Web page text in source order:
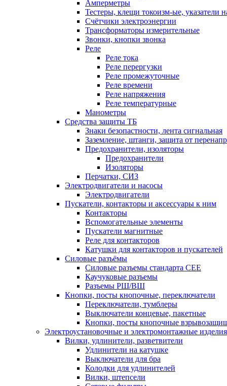
Амперметры
Тестеры, клещи токоизм-ые, указатели
Счётчики электроэнергии
Трансформаторы измерительные
Звонки, кнопки звонка
Реле
Реле тока
Реле перергузки
Реле промежуточные
Реле времени
Реле напряжения
Реле температурные
Манометры
Средства защиты ТБ
Знаки безопастности, лента сигнальная
Заземление, штанги, защита от
Предохранители, изоляторы
Предохранители
Изоляторы
Перчатки, СИЗ
Электродвигатели и насосы
Электродвигатели
Пускатели, контакторы и аксессуары к ним
Контакторы
Вспомогательные элементы
Пускатели магнитные
Реле для контакторов
Катушки для контакторов и пускателей
Силовые разъёмы
Силовые разъемы стандарта СЕЕ
Каучуковые разъемы
Разъемы РШ/ВШ
Кнопки, посты кнопочные, переключатели
Переключатели, тумблеры
Выключатели концевые, пакетные
Кнопки, посты кнопочные
Электроустановочные и электромонтажные изделия
Вилки, удлинители, разветвители
Удлинители на катушке
Выключатели для бра
Колодки для удлинителей
Вилки, штепсели